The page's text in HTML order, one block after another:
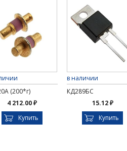
(200*г)
4 212.00 ₽
Купить
в наличии
КД289БС
15.12 ₽
Купить